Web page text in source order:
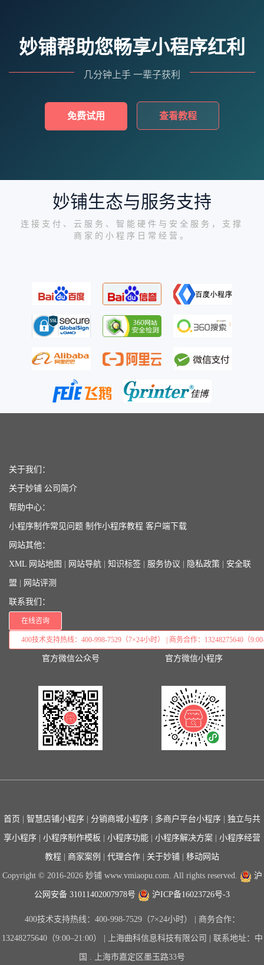
妙铺帮助您畅享小程序红利
几分钟上手 一辈子获利
免费试用 查看教程
妙铺生态与服务支持
连接支付、云服务、智能硬件与安全服务，支撑
商家的小程序日常经营。
关于我们：
关于妙铺 公司简介
帮助中心：
小程序制作常见问题 制作小程序教程 客户端下载
网站其他：
XML 网站地图 网站导航 知识标签 服务协议 隐私政策 安全联
盟 网站评测
联系我们：
在线咨询
400技术支持热线：400-998-7529（7×24小时） | 商务合作：13248275640（
官方微信公众号 官方微信小程序
首页 智慧店铺小程序 分销商城小程序 多商户平台小程序 独立与共
享小程序 小程序制作模板 小程序功能 小程序解决方案 小程序经营
教程 商家案例 代理合作 关于妙铺 移动网站
Copyright © 2016-2026 妙铺 www.vmiaopu.com. All rights reserved. 沪
公网安备 31011402007978号 沪ICP备16023726号-3
400技术支持热线：400-998-7529（7×24小时） | 商务合作：
13248275640（9:00–21:00） | 上海曲科信息科技有限公司 | 联系地址：中
国 . 上海市嘉定区墨玉路33号